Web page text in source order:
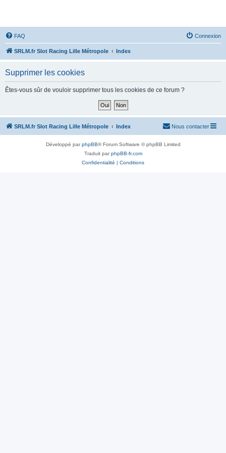
FAQ Connexion
SRLM.fr Slot Racing Lille Métropole Index
Supprimer les cookies
Êtes-vous sûr de vouloir supprimer tous les cookies de ce forum ?
SRLM.fr Slot Racing Lille Métropole Index Nous contacter
Développé parphpBB® Forum Software © phpBB Limited
Traduit parphpBB-fr.com
Confidentialité | Conditions